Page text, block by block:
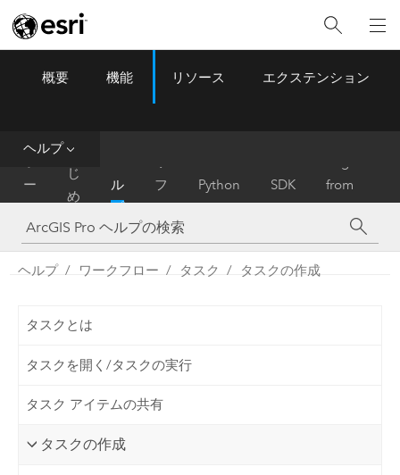
ArcGIS Pro Menu
概要 機能 リソース エクステンション
ヘルプ
ー
ム
は
じ
め
に
ル
プ
フ
ァ
レ
ン
ス
Python SDK
from
ArcMap
ヘルプ ワークフロー タスク タスクの作成
タスクとは
タスクを開く/タスクの実行
タスク アイテムの共有
タスクの作成